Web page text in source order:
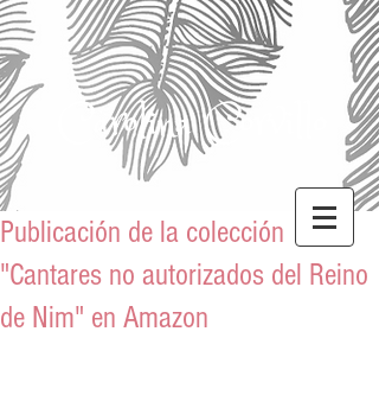
Carolina Corvillo
Publicación de la colección
"Cantares no autorizados del Reino
de Nim" en Amazon